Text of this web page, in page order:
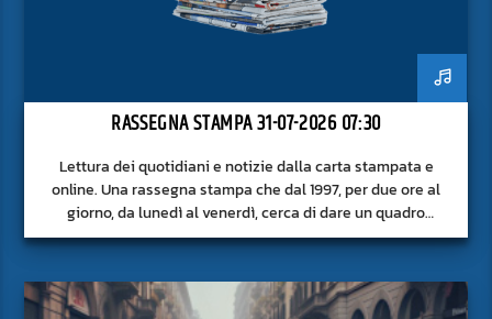
RASSEGNA STAMPA 31-07-2026 07:30
Lettura dei quotidiani e notizie dalla carta stampata e
online. Una rassegna stampa che dal 1997, per due ore al
giorno, da lunedì al venerdì, cerca di dare un quadro
approfondito delle notizie del giorno, senza fermarsi alla